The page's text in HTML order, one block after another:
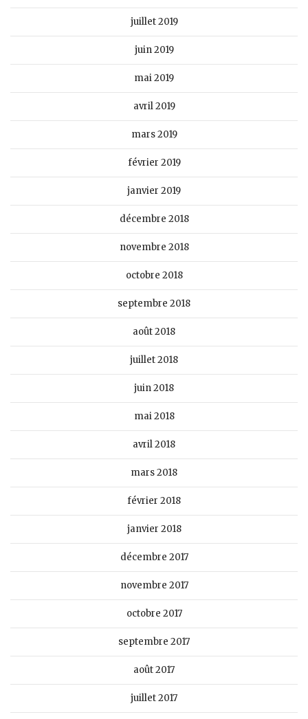
juillet 2019
juin 2019
mai 2019
avril 2019
mars 2019
février 2019
janvier 2019
décembre 2018
novembre 2018
octobre 2018
septembre 2018
août 2018
juillet 2018
juin 2018
mai 2018
avril 2018
mars 2018
février 2018
janvier 2018
décembre 2017
novembre 2017
octobre 2017
septembre 2017
août 2017
juillet 2017